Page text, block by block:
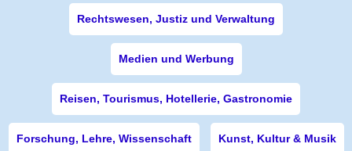
Rechtswesen, Justiz und Verwaltung
Medien und Werbung
Reisen, Tourismus, Hotellerie, Gastronomie
Forschung, Lehre, Wissenschaft Kunst, Kultur & Musik